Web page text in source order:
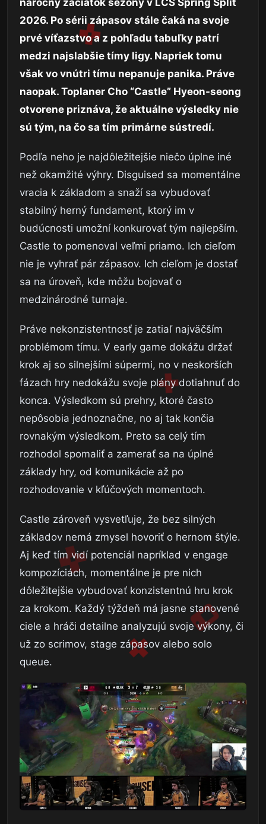
2026. Po sérii zápasov stále čaká na svoje
prvé víťazstvo a z pohľadu tabuľky patrí
medzi najslabšie tímy ligy. Napriek tomu
však vo vnútri tímu nepanuje panika. Práve
naopak. Toplaner Cho “Castle” Hyeon-seong
otvorene priznáva, že aktuálne výsledky nie
sú tým, na čo sa tím primárne sústredí.
Podľa neho je najdôležitejšie niečo úplne iné
než okamžité výhry. Disguised sa momentálne
vracia k základom a snaží sa vybudovať
stabilný herný fundament, ktorý im v
budúcnosti umožní konkurovať tým najlepším.
Castle to pomenoval veľmi priamo. Ich cieľom
nie je vyhrať pár zápasov. Ich cieľom je dostať
sa na úroveň, kde môžu bojovať o
medzinárodné turnaje.
Práve nekonzistentnosť je zatiaľ najväčším
problémom tímu. V early game dokážu držať
krok aj so silnejšími súpermi, no v neskorších
fázach hry nedokážu svoje plány dotiahnuť do
konca. Výsledkom sú prehry, ktoré často
nepôsobia jednoznačne, no aj tak končia
rovnakým výsledkom. Preto sa celý tím
rozhodol spomaliť a zamerať sa na úplné
základy hry, od komunikácie až po
rozhodovanie v kľúčových momentoch.
Castle zároveň vysvetľuje, že bez silných
základov nemá zmysel hovoriť o hernom štýle.
Aj keď tím vidí potenciál napríklad v engage
kompozíciách, momentálne je pre nich
dôležitejšie vybudovať konzistentnú hru krok
za krokom. Každý týždeň má jasne stanovené
ciele a hráči detailne analyzujú svoje výkony, či
už zo scrimov, stage zápasov alebo solo
queue.